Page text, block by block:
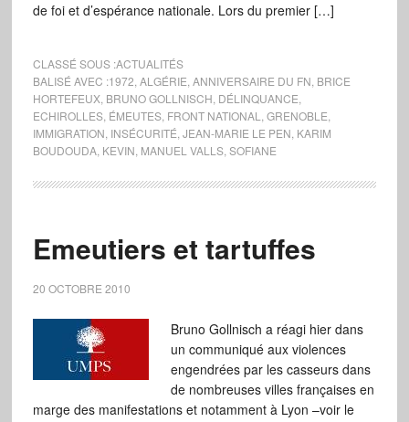
de foi et d’espérance nationale. Lors du premier […]
CLASSÉ SOUS :ACTUALITÉS
BALISÉ AVEC :1972 ALGÉRIE ANNIVERSAIRE DU FN BRICE
HORTEFEUX, BRUNO GOLLNISCH DÉLINQUANCE
ECHIROLLES, ÉMEUTES, FRONT NATIONAL GRENOBLE
IMMIGRATION INSÉCURITÉ JEAN-MARIE LE PEN KARIM
BOUDOUDA, KEVIN MANUEL VALLS, SOFIANE
Emeutiers et tartuffes
20 OCTOBRE 2010
Bruno Gollnisch a réagi hier dans
un communiqué aux violences
engendrées par les casseurs dans
de nombreuses villes françaises en
marge des manifestations et notamment à Lyon –voir le